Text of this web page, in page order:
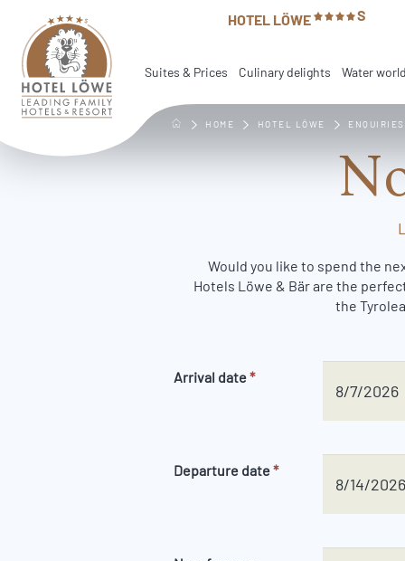
Back to overview
Go to table of contents
Go to main navigation HOTEL LÖWE S
Suites & Prices Culinary delights Water world
HOME HOTEL LÖWE ENQUIRIES
Would you like to spend the
Hotels Löwe & Bär are the
the
Arrival date*
Departure date*